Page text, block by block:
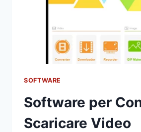
SOFTWARE
Software per
Scaricare Video